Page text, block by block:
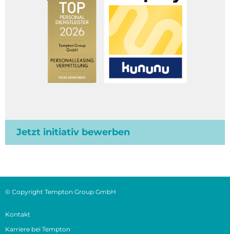
Jetzt initiativ bewerben
© Copyright Tempton Group GmbH
Kontakt
Karriere bei Tempton